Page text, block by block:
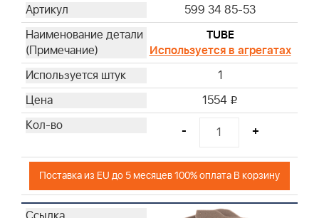
599 34 85-53
TUBE
Используется в агрегатах
1
1554 i
- +
Поставка из EU до 5 месяцев 100% оплата В корзину